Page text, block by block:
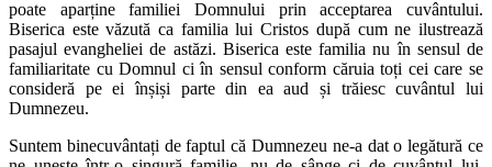
poate aparține familiei Domnului prin acceptarea cuvântului.
Biserica este văzută ca familia lui Cristos după cum ne ilustrează
pasajul evangheliei de astăzi. Biserica este familia nu în sensul de
familiaritate cu Domnul ci în sensul conform căruia toți cei care se
consideră pe ei înșiși parte din ea aud și trăiesc cuvântul lui
Dumnezeu.
Suntem binecuvântați de faptul că Dumnezeu ne-a dat o legătură ce